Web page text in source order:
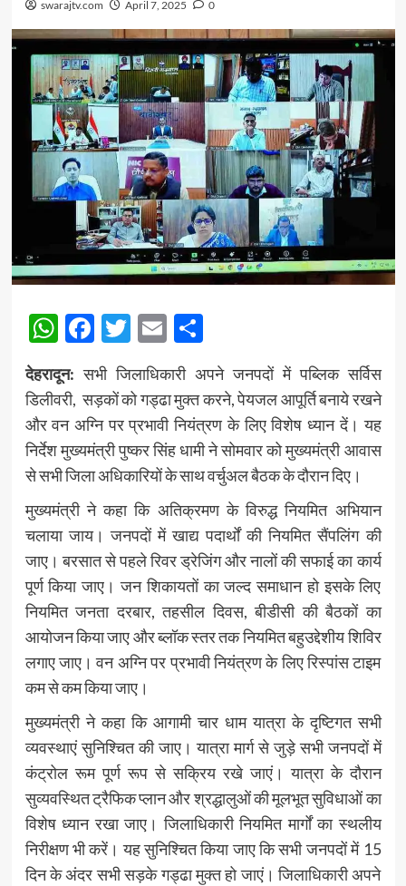
swarajtv.com April 7, 2025 0
WhatsApp
Facebook
Twitter
EmailShare
देहरादून:सभी जिलाधिकारी अपने जनपदों में पब्लिक सर्विस
डिलीवरी, सड़कों को गड्ढा मुक्त करने, पेयजल आपूर्ति बनाये रखने
और वन अग्नि पर प्रभावी नियंत्रण के लिए विशेष ध्यान दें। यह
निर्देश मुख्यमंत्री पुष्कर सिंह धामी ने सोमवार को मुख्यमंत्री आवास
से सभी जिला अधिकारियों के साथ वर्चुअल बैठक के दौरान दिए।
मुख्यमंत्री ने कहा कि अतिक्रमण के विरुद्ध नियमित अभियान
चलाया जाय। जनपदों में खाद्य पदार्थों की नियमित सैंपलिंग की
जाए। बरसात से पहले रिवर ड्रेजिंग और नालों की सफाई का कार्य
पूर्ण किया जाए। जन शिकायतों का जल्द समाधान हो इसके लिए
नियमित जनता दरबार, तहसील दिवस, बीडीसी की बैठकों का
आयोजन किया जाए और ब्लॉक स्तर तक नियमित बहुउद्देशीय शिविर
लगाए जाए। वन अग्नि पर प्रभावी नियंत्रण के लिए रिस्पांस टाइम
कम से कम किया जाए।
मुख्यमंत्री ने कहा कि आगामी चार धाम यात्रा के दृष्टिगत सभी
व्यवस्थाएं सुनिश्चित की जाए। यात्रा मार्ग से जुड़े सभी जनपदों में
कंट्रोल रूम पूर्ण रूप से सक्रिय रखे जाएं। यात्रा के दौरान
सुव्यवस्थित ट्रैफिक प्लान और श्रद्धालुओं की मूलभूत सुविधाओं का
विशेष ध्यान रखा जाए। जिलाधिकारी नियमित मार्गों का स्थलीय
निरीक्षण भी करें। यह सुनिश्चित किया जाए कि सभी जनपदों में 15
दिन के अंदर सभी सड़के गड्ढा मुक्त हो जाएं। जिलाधिकारी अपने